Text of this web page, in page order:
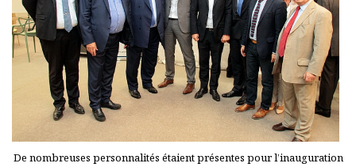
De nombreuses personnalités étaient présentes pour l’inauguration